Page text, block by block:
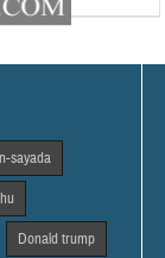
sayada
Donald trump